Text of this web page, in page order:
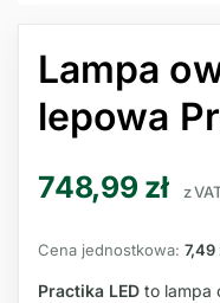
Lampa
lepowa
748,99 zł z
Cena jednostkowa: 7,49
Practika LED to lampa